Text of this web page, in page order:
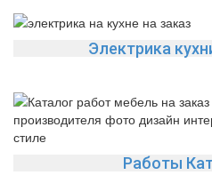
Электрика
Работы